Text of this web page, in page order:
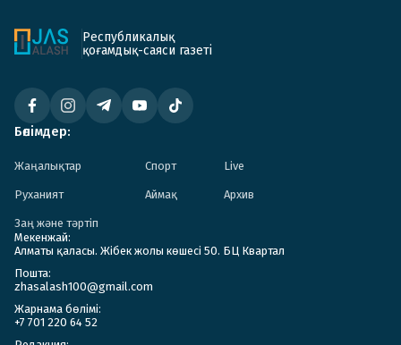
Республикалық
қоғамдық-саяси газеті
Бөлімдер:
Жаңалықтар Спорт Live
Руханият Аймақ Архив
Заң және тәртіп
Мекенжай:
Алматы қаласы. Жібек жолы көшесі 50. БЦ Квартал
Пошта:
zhasalash100@gmail.com
Жарнама бөлімі:
+7 701 220 64 52